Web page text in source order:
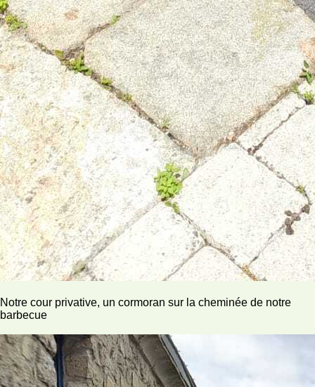
Notre cour privative, un cormoran sur la cheminée de notre
barbecue